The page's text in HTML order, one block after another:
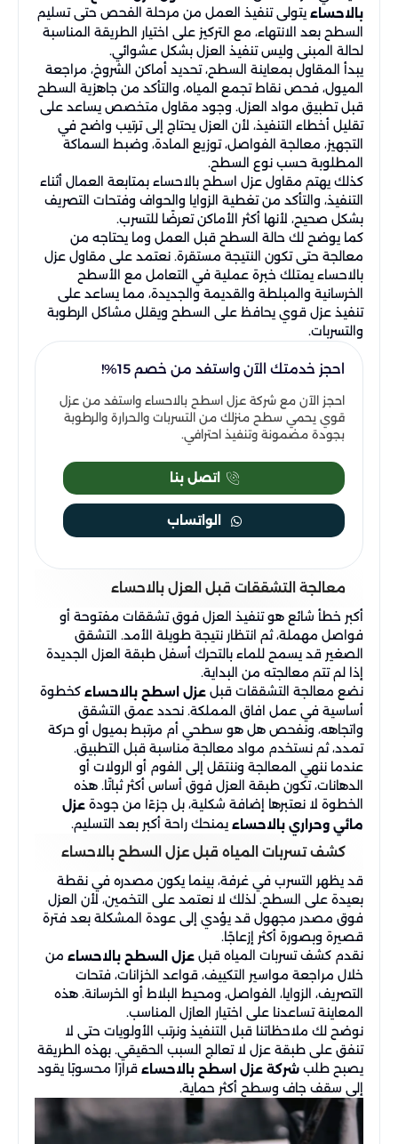
بالاحساء يتولى تنفيذ العمل من مرحلة الفحص حتى تسليم
السطح بعد الانتهاء، مع التركيز على اختيار الطريقة المناسبة
لحالة المبنى وليس تنفيذ العزل بشكل عشوائي.
يبدأ المقاول بمعاينة السطح، تحديد أماكن الشروخ، مراجعة
الميول، فحص نقاط تجمع المياه، والتأكد من جاهزية السطح
قبل تطبيق مواد العزل. وجود مقاول متخصص يساعد على
تقليل أخطاء التنفيذ، لأن العزل يحتاج إلى ترتيب واضح في
التجهيز، معالجة الفواصل، توزيع المادة، وضبط السماكة
المطلوبة حسب نوع السطح.
كذلك يهتم مقاول عزل اسطح بالاحساء بمتابعة العمال أثناء
التنفيذ، والتأكد من تغطية الزوايا والحواف وفتحات التصريف
بشكل صحيح، لأنها أكثر الأماكن تعرضًا للتسرب.
كما يوضح لك حالة السطح قبل العمل وما يحتاجه من
معالجة حتى تكون النتيجة مستقرة. نعتمد على مقاول عزل
بالاحساء يمتلك خبرة عملية في التعامل مع الأسطح
الخرسانية والمبلطة والقديمة والجديدة، مما يساعد على
تنفيذ عزل قوي يحافظ على السطح ويقلل مشاكل الرطوبة
والتسربات.
احجز خدمتك الآن واستفد من خصم 15%!
احجز الآن مع شركة عزل اسطح بالاحساء واستفد من عزل
قوي يحمي سطح منزلك من التسربات والحرارة والرطوبة
بجودة مضمونة وتنفيذ احترافي.
اتصل بنا
الواتساب
معالجة التشققات قبل العزل بالاحساء
أكبر خطأ شائع هو تنفيذ العزل فوق تشققات مفتوحة أو
فواصل مهملة، ثم انتظار نتيجة طويلة الأمد. التشقق
الصغير قد يسمح للماء بالتحرك أسفل طبقة العزل الجديدة
إذا لم تتم معالجته من البداية.
نضع معالجة التشققات قبل عزل اسطح بالاحساء كخطوة
أساسية في عمل افاق المملكة. نحدد عمق التشقق
واتجاهه، ونفحص هل هو سطحي أم مرتبط بميول أو حركة
تمدد، ثم نستخدم مواد معالجة مناسبة قبل التطبيق.
عندما ننهي المعالجة وننتقل إلى الفوم أو الرولات أو
الدهانات، تكون طبقة العزل فوق أساس أكثر ثباتًا. هذه
الخطوة لا نعتبرها إضافة شكلية، بل جزءًا من جودة عزل
مائي وحراري بالاحساء يمنحك راحة أكبر بعد التسليم.
كشف تسربات المياه قبل عزل السطح بالاحساء
قد يظهر التسرب في غرفة، بينما يكون مصدره في نقطة
بعيدة على السطح. لذلك لا نعتمد على التخمين، لأن العزل
فوق مصدر مجهول قد يؤدي إلى عودة المشكلة بعد فترة
قصيرة وبصورة أكثر إزعاجًا.
نقدم كشف تسربات المياه قبل عزل السطح بالاحساء من
خلال مراجعة مواسير التكييف، قواعد الخزانات، فتحات
التصريف، الزوايا، الفواصل، ومحيط البلاط أو الخرسانة. هذه
المعاينة تساعدنا على اختيار العازل المناسب.
نوضح لك ملاحظاتنا قبل التنفيذ ونرتب الأولويات حتى لا
تنفق على طبقة عزل لا تعالج السبب الحقيقي. بهذه الطريقة
يصبح طلب شركة عزل اسطح بالاحساء قرارًا محسوبًا يقود
إلى سقف جاف وسطح أكثر حماية.